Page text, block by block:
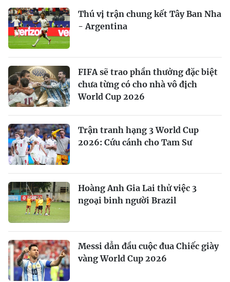
Thú vị trận chung kết Tây Ban Nha
- Argentina
FIFA sẽ trao phần thưởng đặc biệt
chưa từng có cho nhà vô địch
World Cup 2026
Trận tranh hạng 3 World Cup
2026: Cứu cánh cho Tam Sư
Hoàng Anh Gia Lai thử việc 3
ngoại binh người Brazil
Messi dẫn đầu cuộc đua Chiếc giày
vàng World Cup 2026